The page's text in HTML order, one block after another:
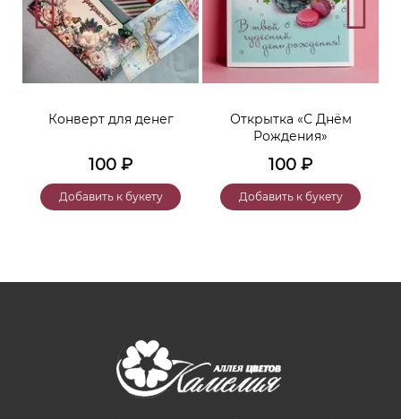
Конверт для денег
100 ₽
Добавить к букету
Открытка «С Днём
Рождения»
100 ₽
Добавить к букету